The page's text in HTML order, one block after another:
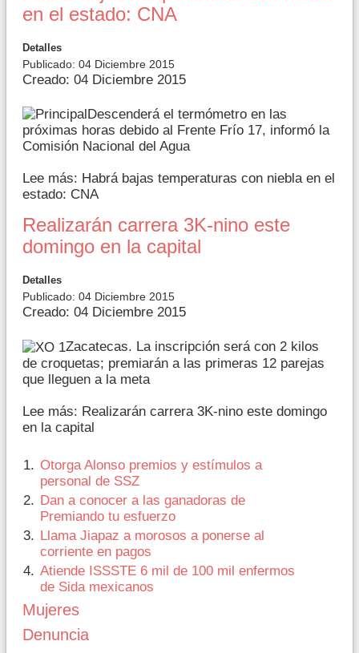
en el estado: CNA
Detalles
Publicado: 04 Diciembre 2015
Creado: 04 Diciembre 2015
Descenderá el termómetro en las
próximas horas debido al Frente Frío 17, informó la
Comisión Nacional del Agua
Lee más: Habrá bajas temperaturas con niebla en el
estado: CNA
Realizarán carrera 3K-nino este
domingo en la capital
Detalles
Publicado: 04 Diciembre 2015
Creado: 04 Diciembre 2015
Zacatecas. La inscripción será con 2 kilos
de croquetas; premiarán a las primeras 12 parejas
que lleguen a la meta
Lee más: Realizarán carrera 3K-nino este domingo
en la capital
Otorga Alonso premios y estímulos a
personal de SSZ
Dan a conocer a las ganadoras de
Premiando tu esfuerzo
Llama Jiapaz a morosos a ponerse al
corriente en pagos
Atiende ISSSTE 6 mil de 100 mil enfermos
de Sida mexicanos
Mujeres
Denuncia